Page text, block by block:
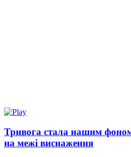
Тривога стала нашим
на межі виснаження